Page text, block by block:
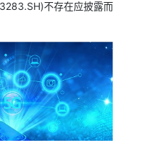
不存在应披露而